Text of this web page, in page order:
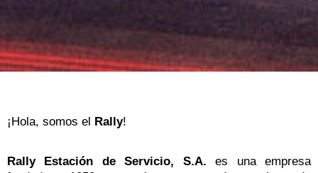
¡Hola, somos el Rally!
Rally Estación de Servicio, S.A. es una empresa